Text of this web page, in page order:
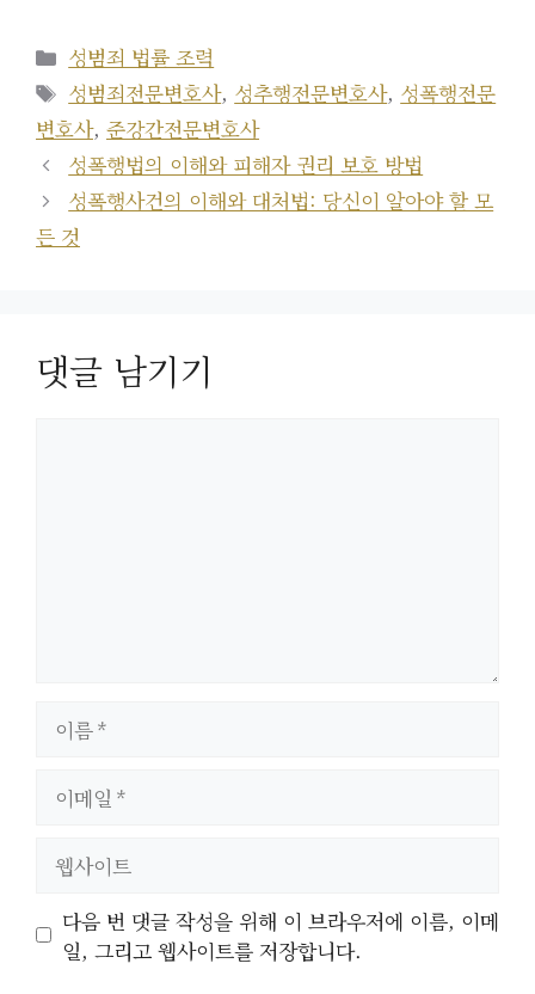
카
테
고
리
성범죄 법률 조력
태
그
성범죄전문변호사, 성추행전문변호사, 성폭행전문
변호사, 준강간전문변호사
성폭행법의 이해와 피해자 권리 보호 방법
성폭행사건의 이해와 대처법: 당신이 알아야 할 모
든 것
댓글 남기기
트
다음 번 댓글 작성을 위해 이 브라우저에 이름, 이메
일, 그리고 웹사이트를 저장합니다.